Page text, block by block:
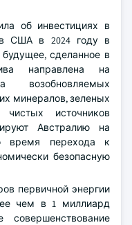
об инвестициях в
США в 2024 году в
сделанное в
направлена на
возобновляемых
минералов, зеленых
источников
Австралию на
время перехода к
безопасную
первичной энергии
чем в 1 миллиард